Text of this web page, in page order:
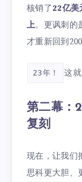
核销了22亿美
上。更讽刺的
才重新回到
23年！ 这
第二幕：
复刻
现在，让我们
思科更大胆、